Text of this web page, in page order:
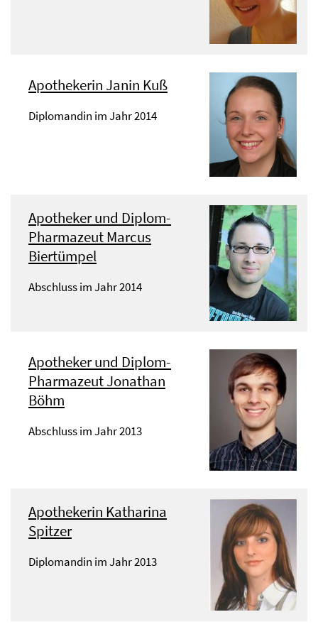
Apothekerin Janin Kuß
Diplomandin im Jahr 2014
Apotheker und Diplom-
Pharmazeut Marcus
Biertümpel
Abschluss im Jahr 2014
Apotheker und Diplom-
Pharmazeut Jonathan
Böhm
Abschluss im Jahr 2013
Apothekerin Katharina
Spitzer
Diplomandin im Jahr 2013